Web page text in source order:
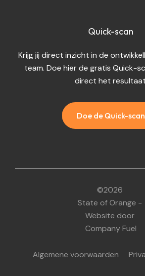
Quick-scan
Krijg jij direct inzicht in de
team. Doe hier de gratis Quick-
direct het
Doe de Quick-scan
©2026
State of Orange -
Website door
Company Fuel
Algemene voorwaarden